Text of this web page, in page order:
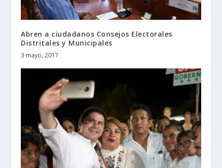
Abren a ciudadanos Consejos Electorales
Distritales y Municipales
3 mayo, 2017